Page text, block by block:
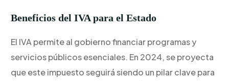
Beneficios del IVA para el Estado
El IVA permite al gobierno financiar programas y
servicios públicos esenciales. En 2024, se proyecta
que este impuesto seguirá siendo un pilar clave para